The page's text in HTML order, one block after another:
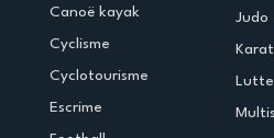
Canoë kayak
Cyclisme
Cyclotourisme
Escrime
Judo
Lutte